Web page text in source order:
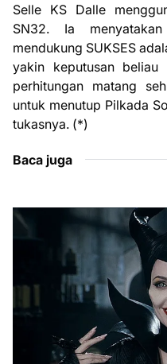
Selle KS Dalle
SN32. Ia
mendukung SUKSES
yakin keputusan beliau
perhitungan matang
untuk menutup Pilkada
tukasnya. (*)
Baca juga